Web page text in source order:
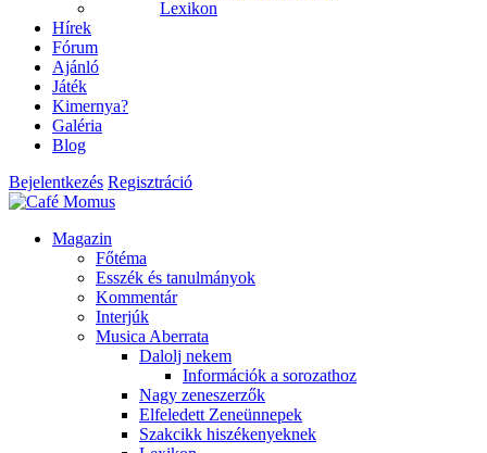
Lexikon
Hírek
Fórum
Ajánló
Játék
Kimernya?
Galéria
Blog
Bejelentkezés Regisztráció
Magazin
Főtéma
Esszék és tanulmányok
Kommentár
Interjúk
Musica Aberrata
Dalolj nekem
Információk a sorozathoz
Nagy zeneszerzők
Elfeledett Zeneünnepek
Szakcikk hiszékenyeknek